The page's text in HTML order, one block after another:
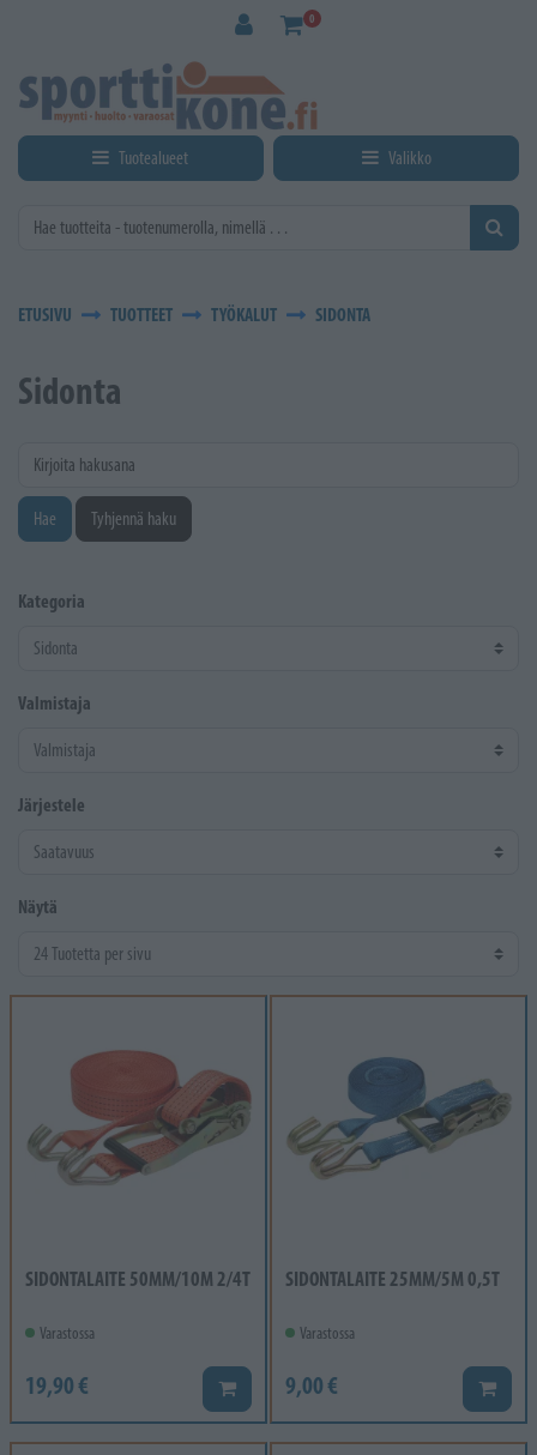
0
Tuotealueet Valikko
ETUSIVU TUOTTEET TYÖKALUT SIDONTA
Sidonta
Kirjoita hakusana
Hae Tyhjennä haku
Kategoria
Valmistaja
Järjestele
Näytä
SIDONTALAITE 50MM/10M 2/4T
Varastossa
19,90 € Lisää koriin
SIDONTALAITE 25MM/5M 0,5T
Varastossa
9,00 € Lisää